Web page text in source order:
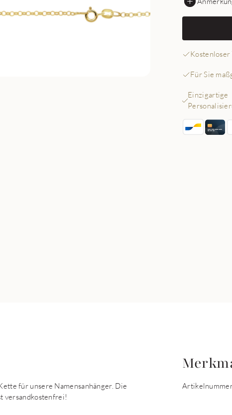
Kostenloser
Für Sie
Einzigartige
für unsere Namensanhänger. Die
versandkostenfrei!